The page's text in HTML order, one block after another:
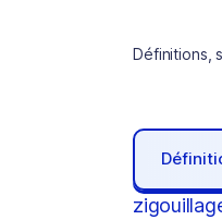
Définitions,